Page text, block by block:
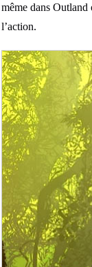
même dans Outland
l’action.